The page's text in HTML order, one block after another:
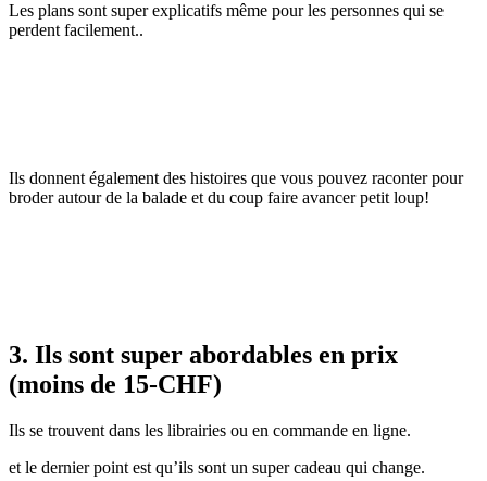
Les plans sont super explicatifs même pour les personnes qui se
perdent facilement..
Ils donnent également des histoires que vous pouvez raconter pour
broder autour de la balade et du coup faire avancer petit loup!
3. Ils sont super abordables en prix
(moins de 15-CHF)
Ils se trouvent dans les librairies ou en commande en ligne.
et le dernier point est qu’ils sont un super cadeau qui change.